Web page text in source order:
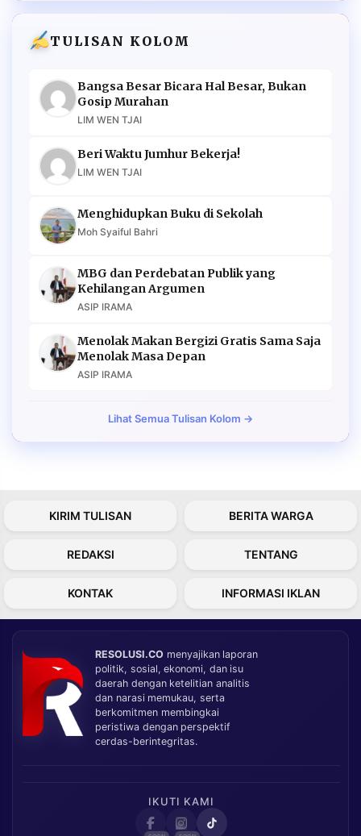
TULISAN KOLOM
Bangsa Besar Bicara Hal Besar, Bukan
Gosip Murahan
LIM WEN TJAI
Beri Waktu Jumhur Bekerja!
LIM WEN TJAI
Menghidupkan Buku di Sekolah
Moh Syaiful Bahri
MBG dan Perdebatan Publik yang
Kehilangan Argumen
ASIP IRAMA
Menolak Makan Bergizi Gratis Sama Saja
Menolak Masa Depan
ASIP IRAMA
Lihat Semua Tulisan Kolom →
KIRIM TULISAN BERITA WARGA
REDAKSI TENTANG
KONTAK INFORMASI IKLAN
RESOLUSI.CO menyajikan laporan
politik, sosial, ekonomi, dan isu
daerah dengan ketelitian analitis
dan narasi memukau, serta
berkomitmen membingkai
peristiwa dengan perspektif
cerdas-berintegritas.
IKUTI KAMI